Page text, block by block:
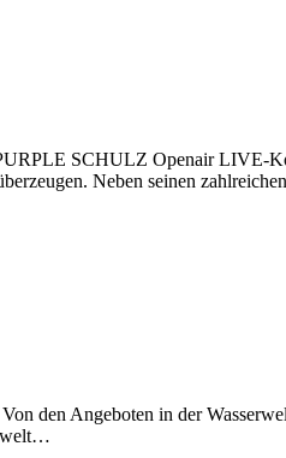
SCHULZ Openair LIVE-
Neben seinen
den Angeboten in der